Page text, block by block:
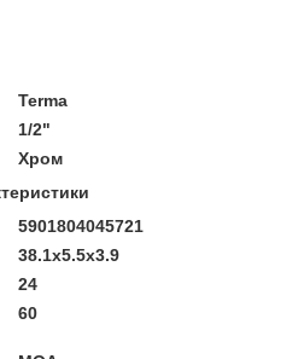
Terma
1/2"
Хром
5901804045721
38.1x5.5x3.9
24
60